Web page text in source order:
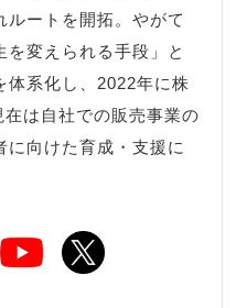
ルートを開拓。やがて
を変えられる手段」と
体系化し、2022年に株
は自社での販売事業の
に向けた育成・支援に